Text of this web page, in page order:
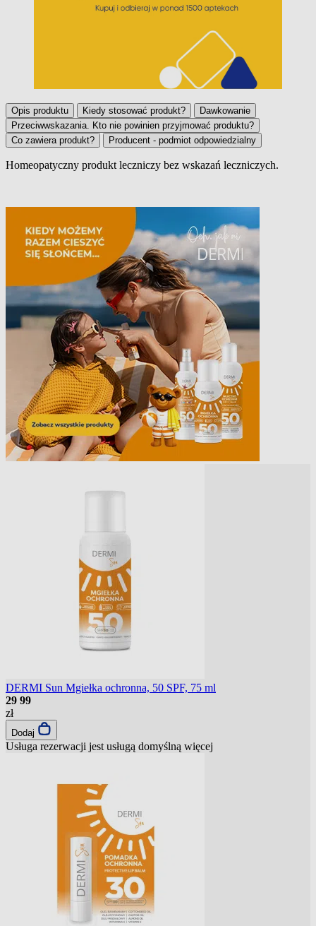
Opis produktu Kiedy stosować produkt?
Dawkowanie
Przeciwwskazania. Kto nie powinien przyjmować produktu?
Co zawiera produkt?
Producent - podmiot odpowiedzialny
Homeopatyczny produkt leczniczy bez wskazań leczniczych.
DERMI Sun Mgiełka ochronna, 50 SPF, 75 ml
29 99
zł
Dodaj
Usługa rezerwacji jest usługą domyślną więcej